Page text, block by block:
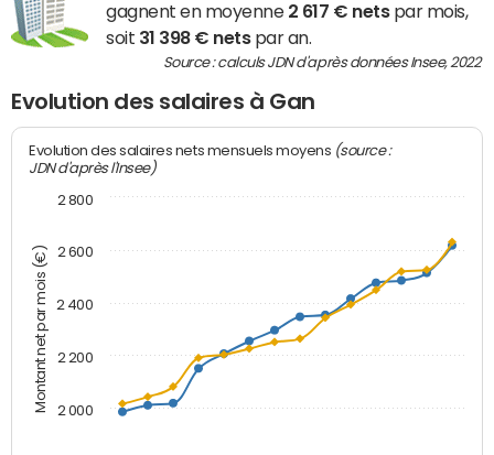
gagnent en moyenne 2 617 € netspar mois,
soit 31 398 € netspar an.
Source : calculs JDN d'après données Insee, 2022
Evolution des salaires à Gan
Montant net par mois (€)
Evolution des salaires nets mensuels moyens (source :
JDN d'après l'Insee)
2 000
2 200
2 400
2 600
2 800